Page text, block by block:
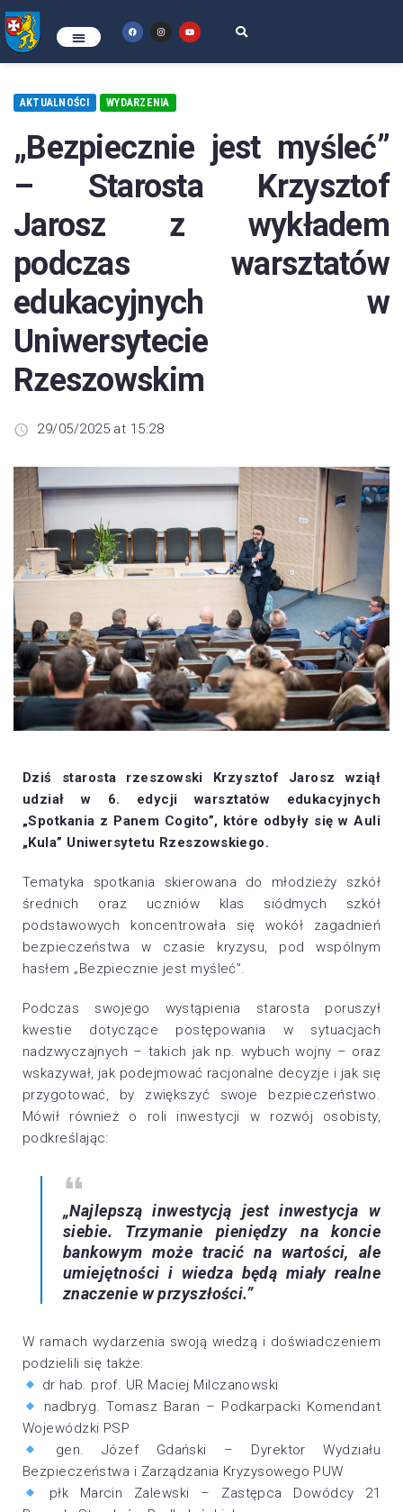
AKTUALNOŚCI WYDARZENIA
„Bezpiecznie jest myśleć”
– Starosta Krzysztof
Jarosz z wykładem
podczas warsztatów
edukacyjnych w
Uniwersytecie
Rzeszowskim
29/05/2025 at 15:28
Dziś starosta rzeszowski Krzysztof Jarosz wziął
udział w 6. edycji warsztatów edukacyjnych
„Spotkania z Panem Cogito”, które odbyły się w Auli
„Kula” Uniwersytetu Rzeszowskiego.
Tematyka spotkania skierowana do młodzieży szkół
średnich oraz uczniów klas siódmych szkół
podstawowych koncentrowała się wokół zagadnień
bezpieczeństwa w czasie kryzysu, pod wspólnym
hasłem „Bezpiecznie jest myśleć”.
Podczas swojego wystąpienia starosta poruszył
kwestie dotyczące postępowania w sytuacjach
nadzwyczajnych – takich jak np. wybuch wojny – oraz
wskazywał, jak podejmować racjonalne decyzje i jak się
przygotować, by zwiększyć swoje bezpieczeństwo.
Mówił również o roli inwestycji w rozwój osobisty,
podkreślając:
„Najlepszą inwestycją jest inwestycja w
siebie. Trzymanie pieniędzy na koncie
bankowym może tracić na wartości, ale
umiejętności i wiedza będą miały realne
znaczenie w przyszłości.”
W ramach wydarzenia swoją wiedzą i doświadczeniem
podzielili się także:
dr hab. prof. UR Maciej Milczanowski
nadbryg. Tomasz Baran – Podkarpacki Komendant
Wojewódzki PSP
gen. Józef Gdański – Dyrektor Wydziału
Bezpieczeństwa i Zarządzania Kryzysowego PUW
płk Marcin Zalewski – Zastępca Dowódcy 21